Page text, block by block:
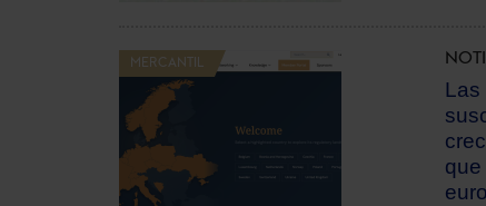
MERCANTIL
Las
que